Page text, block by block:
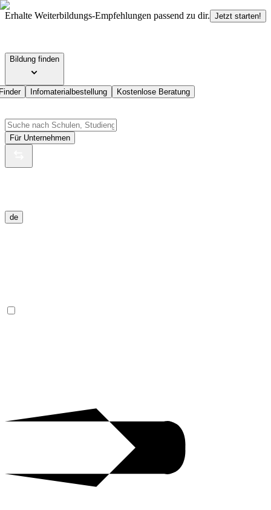
Erhalte Weiterbildungs-Empfehlungen passend zu dir. Jetzt starten!
Bildung finden
Infomaterialbestellung Kostenlose Beratung
Für Unternehmen
de